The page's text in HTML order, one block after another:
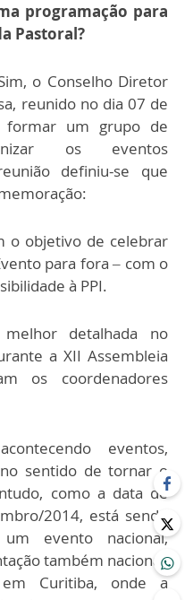
programação para
Pastoral?
o Conselho Diretor
reunido no dia 07 de
formar um grupo de
os eventos
definiu-se que
o objetivo de celebrar
para fora – com o
à PPI.
detalhada no
a XII Assembleia
os coordenadores
eventos,
sentido de tornar o
como a data de
2014, está sendo
evento nacional,
também nacional,
Curitiba, onde a